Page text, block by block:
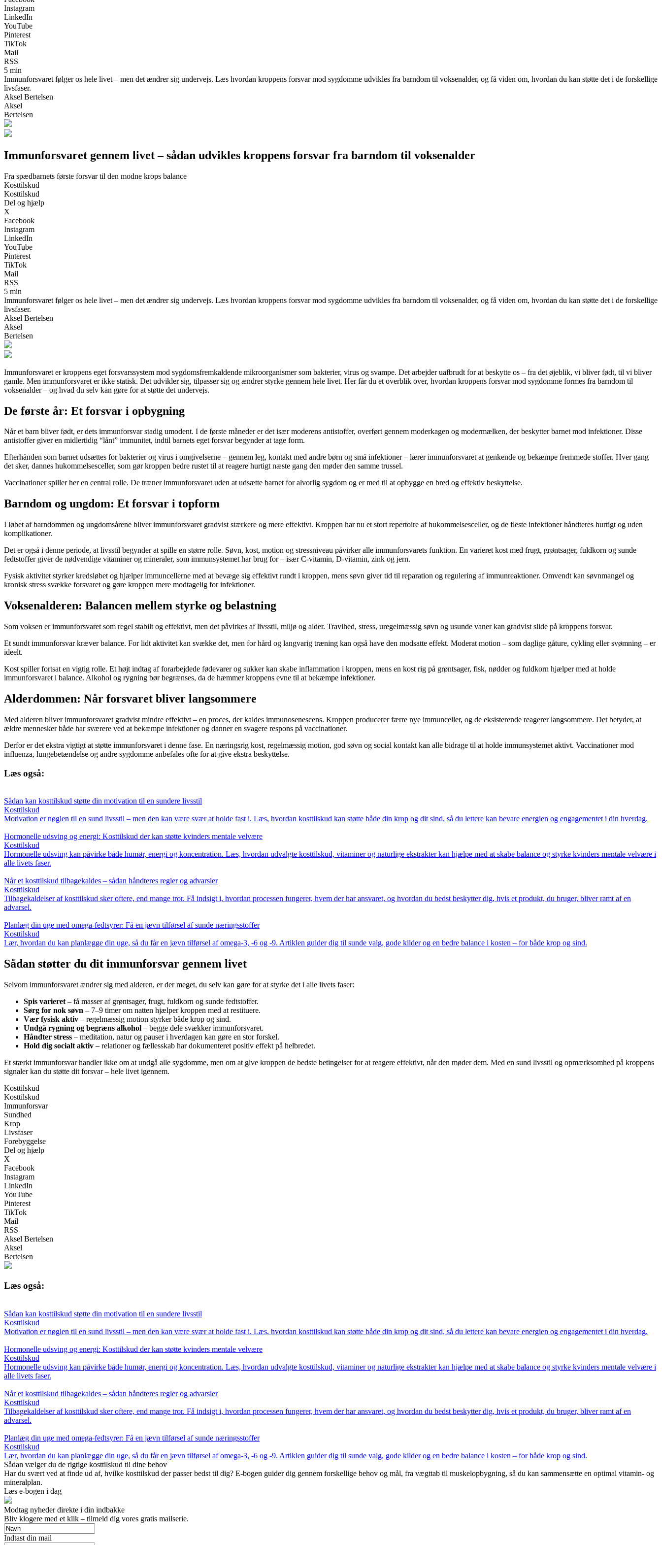
Instagram
LinkedIn
YouTube
Pinterest
TikTok
Mail
RSS
5 min
Immunforsvaret følger os hele livet – men det ændrer sig undervejs. Læs hvordan kroppens forsvar mod sygdomme udvikles fra barndom til voksenalder, og få viden om, hvordan du kan støtte det i de forskellige
livsfaser.
Aksel Bertelsen
Aksel
Bertelsen
Immunforsvaret gennem livet – sådan udvikles kroppens forsvar fra barndom til voksenalder
Fra spædbarnets første forsvar til den modne krops balance
Kosttilskud
Kosttilskud
Del og hjælp
X
Facebook
Instagram
LinkedIn
YouTube
Pinterest
TikTok
Mail
RSS
5 min
Immunforsvaret følger os hele livet – men det ændrer sig undervejs. Læs hvordan kroppens forsvar mod sygdomme udvikles fra barndom til voksenalder, og få viden om, hvordan du kan støtte det i de forskellige
livsfaser.
Aksel Bertelsen
Aksel
Bertelsen
Immunforsvaret er kroppens eget forsvarssystem mod sygdomsfremkaldende mikroorganismer som bakterier, virus og svampe. Det arbejder uafbrudt for at beskytte os – fra det øjeblik, vi bliver født, til vi bliver
gamle. Men immunforsvaret er ikke statisk. Det udvikler sig, tilpasser sig og ændrer styrke gennem hele livet. Her får du et overblik over, hvordan kroppens forsvar mod sygdomme formes fra barndom til
voksenalder – og hvad du selv kan gøre for at støtte det undervejs.
De første år: Et forsvar i opbygning
Når et barn bliver født, er dets immunforsvar stadig umodent. I de første måneder er det især moderens antistoffer, overført gennem moderkagen og modermælken, der beskytter barnet mod infektioner. Disse
antistoffer giver en midlertidig “lånt” immunitet, indtil barnets eget forsvar begynder at tage form.
Efterhånden som barnet udsættes for bakterier og virus i omgivelserne – gennem leg, kontakt med andre børn og små infektioner – lærer immunforsvaret at genkende og bekæmpe fremmede stoffer. Hver gang
det sker, dannes hukommelsesceller, som gør kroppen bedre rustet til at reagere hurtigt næste gang den møder den samme trussel.
Vaccinationer spiller her en central rolle. De træner immunforsvaret uden at udsætte barnet for alvorlig sygdom og er med til at opbygge en bred og effektiv beskyttelse.
Barndom og ungdom: Et forsvar i topform
I løbet af barndommen og ungdomsårene bliver immunforsvaret gradvist stærkere og mere effektivt. Kroppen har nu et stort repertoire af hukommelsesceller, og de fleste infektioner håndteres hurtigt og uden
komplikationer.
Det er også i denne periode, at livsstil begynder at spille en større rolle. Søvn, kost, motion og stressniveau påvirker alle immunforsvarets funktion. En varieret kost med frugt, grøntsager, fuldkorn og sunde
fedtstoffer giver de nødvendige vitaminer og mineraler, som immunsystemet har brug for – især C-vitamin, D-vitamin, zink og jern.
Fysisk aktivitet styrker kredsløbet og hjælper immuncellerne med at bevæge sig effektivt rundt i kroppen, mens søvn giver tid til reparation og regulering af immunreaktioner. Omvendt kan søvnmangel og
kronisk stress svække forsvaret og gøre kroppen mere modtagelig for infektioner.
Voksenalderen: Balancen mellem styrke og belastning
Som voksen er immunforsvaret som regel stabilt og effektivt, men det påvirkes af livsstil, miljø og alder. Travlhed, stress, uregelmæssig søvn og usunde vaner kan gradvist slide på kroppens forsvar.
Et sundt immunforsvar kræver balance. For lidt aktivitet kan svække det, men for hård og langvarig træning kan også have den modsatte effekt. Moderat motion – som daglige gåture, cykling eller svømning – er
ideelt.
Kost spiller fortsat en vigtig rolle. Et højt indtag af forarbejdede fødevarer og sukker kan skabe inflammation i kroppen, mens en kost rig på grøntsager, fisk, nødder og fuldkorn hjælper med at holde
immunforsvaret i balance. Alkohol og rygning bør begrænses, da de hæmmer kroppens evne til at bekæmpe infektioner.
Alderdommen: Når forsvaret bliver langsommere
Med alderen bliver immunforsvaret gradvist mindre effektivt – en proces, der kaldes immunosenescens. Kroppen producerer færre nye immunceller, og de eksisterende reagerer langsommere. Det betyder, at
ældre mennesker både har sværere ved at bekæmpe infektioner og danner en svagere respons på vaccinationer.
Derfor er det ekstra vigtigt at støtte immunforsvaret i denne fase. En næringsrig kost, regelmæssig motion, god søvn og social kontakt kan alle bidrage til at holde immunsystemet aktivt. Vaccinationer mod
influenza, lungebetændelse og andre sygdomme anbefales ofte for at give ekstra beskyttelse.
Læs også:
Sådan kan kosttilskud støtte din motivation til en sundere livsstil
Kosttilskud
Motivation er nøglen til en sund livsstil – men den kan være svær at holde fast i. Læs, hvordan kosttilskud kan støtte både din krop og dit sind, så du lettere kan bevare energien og engagementet i din hverdag.
Hormonelle udsving og energi: Kosttilskud der kan støtte kvinders mentale velvære
Kosttilskud
Hormonelle udsving kan påvirke både humør, energi og koncentration. Læs, hvordan udvalgte kosttilskud, vitaminer og naturlige ekstrakter kan hjælpe med at skabe balance og styrke kvinders mentale velvære i
alle livets faser.
Når et kosttilskud tilbagekaldes – sådan håndteres regler og advarsler
Kosttilskud
Tilbagekaldelser af kosttilskud sker oftere, end mange tror. Få indsigt i, hvordan processen fungerer, hvem der har ansvaret, og hvordan du bedst beskytter dig, hvis et produkt, du bruger, bliver ramt af en
advarsel.
Planlæg din uge med omega-fedtsyrer: Få en jævn tilførsel af sunde næringsstoffer
Kosttilskud
Lær, hvordan du kan planlægge din uge, så du får en jævn tilførsel af omega-3, -6 og -9. Artiklen guider dig til sunde valg, gode kilder og en bedre balance i kosten – for både krop og sind.
Sådan støtter du dit immunforsvar gennem livet
Selvom immunforsvaret ændrer sig med alderen, er der meget, du selv kan gøre for at styrke det i alle livets faser:
Spis varieret – få masser af grøntsager, frugt, fuldkorn og sunde fedtstoffer.
Sørg for nok søvn – 7–9 timer om natten hjælper kroppen med at restituere.
Vær fysisk aktiv – regelmæssig motion styrker både krop og sind.
Undgå rygning og begræns alkohol – begge dele svækker immunforsvaret.
Håndter stress – meditation, natur og pauser i hverdagen kan gøre en stor forskel.
Hold dig socialt aktiv – relationer og fællesskab har dokumenteret positiv effekt på helbredet.
Et stærkt immunforsvar handler ikke om at undgå alle sygdomme, men om at give kroppen de bedste betingelser for at reagere effektivt, når den møder dem. Med en sund livsstil og opmærksomhed på kroppens
signaler kan du støtte dit forsvar – hele livet igennem.
Kosttilskud
Kosttilskud
Immunforsvar
Sundhed
Krop
Livsfaser
Forebyggelse
Del og hjælp
X
Facebook
Instagram
LinkedIn
YouTube
Pinterest
TikTok
Mail
RSS
Aksel Bertelsen
Aksel
Bertelsen
Læs også:
Sådan kan kosttilskud støtte din motivation til en sundere livsstil
Kosttilskud
Motivation er nøglen til en sund livsstil – men den kan være svær at holde fast i. Læs, hvordan kosttilskud kan støtte både din krop og dit sind, så du lettere kan bevare energien og engagementet i din hverdag.
Hormonelle udsving og energi: Kosttilskud der kan støtte kvinders mentale velvære
Kosttilskud
Hormonelle udsving kan påvirke både humør, energi og koncentration. Læs, hvordan udvalgte kosttilskud, vitaminer og naturlige ekstrakter kan hjælpe med at skabe balance og styrke kvinders mentale velvære i
alle livets faser.
Når et kosttilskud tilbagekaldes – sådan håndteres regler og advarsler
Kosttilskud
Tilbagekaldelser af kosttilskud sker oftere, end mange tror. Få indsigt i, hvordan processen fungerer, hvem der har ansvaret, og hvordan du bedst beskytter dig, hvis et produkt, du bruger, bliver ramt af en
advarsel.
Planlæg din uge med omega-fedtsyrer: Få en jævn tilførsel af sunde næringsstoffer
Kosttilskud
Lær, hvordan du kan planlægge din uge, så du får en jævn tilførsel af omega-3, -6 og -9. Artiklen guider dig til sunde valg, gode kilder og en bedre balance i kosten – for både krop og sind.
Sådan vælger du de rigtige kosttilskud til dine behov
Har du svært ved at finde ud af, hvilke kosttilskud der passer bedst til dig? E-bogen guider dig gennem forskellige behov og mål, fra vægttab til muskelopbygning, så du kan sammensætte en optimal vitamin- og
mineralplan.
Læs e-bogen i dag
Modtag nyheder direkte i din indbakke
Bliv klogere med et klik – tilmeld dig vores gratis mailserie.
Indtast din mail